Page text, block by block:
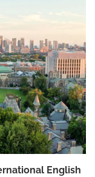
English